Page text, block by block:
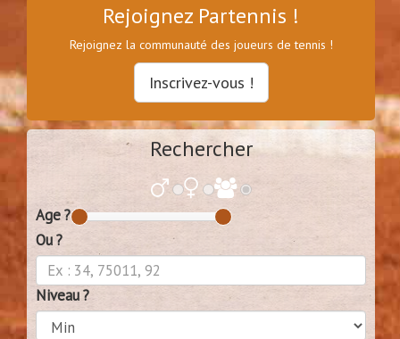
Rejoignez Partennis !
Rejoignez la communauté des joueurs de tennis !
Inscrivez-vous !
Rechercher
Age ?
Ou ?
Niveau ?